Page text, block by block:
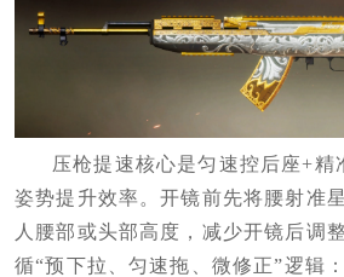
压枪提速核心是匀速控后座+精
姿势提升效率。开镜前先将腰射准
人腰部或头部高度，减少开镜后调
循“预下拉、匀速拖、微修正”逻辑